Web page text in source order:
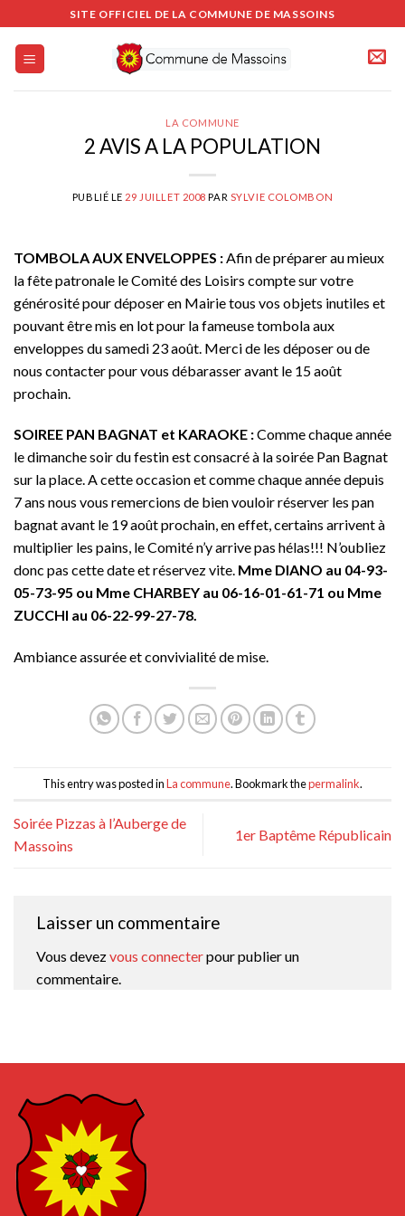
au
contenu
SITE OFFICIEL DE LA COMMUNE DE MASSOINS
LA COMMUNE
2 AVIS A LA POPULATION
PUBLIÉ LE 29 JUILLET 2008 PAR SYLVIE COLOMBON
TOMBOLA AUX ENVELOPPES : Afin de préparer au mieux
la fête patronale le Comité des Loisirs compte sur votre
générosité pour déposer en Mairie tous vos objets inutiles et
pouvant être mis en lot pour la fameuse tombola aux
enveloppes du samedi 23 août. Merci de les déposer ou de
nous contacter pour vous débarasser avant le 15 août
prochain.
SOIREE PAN BAGNAT et KARAOKE :Comme chaque année
le dimanche soir du festin est consacré à la soirée Pan Bagnat
sur la place. A cette occasion et comme chaque année depuis
7 ans nous vous remercions de bien vouloir réserver les pan
bagnat avant le 19 août prochain, en effet, certains arrivent à
multiplier les pains, le Comité n’y arrive pas hélas!!! N’oubliez
donc pas cette date et réservez vite. Mme DIANO au 04-93-
05-73-95 ou Mme CHARBEY au 06-16-01-61-71 ou Mme
ZUCCHI au 06-22-99-27-78.
Ambiance assurée et convivialité de mise.
This entry was posted inLa commune. Bookmark thepermalink.
Soirée Pizzas à l’Auberge de
Massoins
1er Baptême Républicain
Laisser un commentaire
Vous devezvous connecterpour publier un
commentaire.